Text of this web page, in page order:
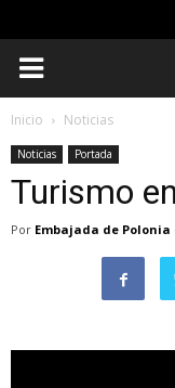
Inicio Noticias
Noticias Portada
Turismo
Por Embajada de Polonia